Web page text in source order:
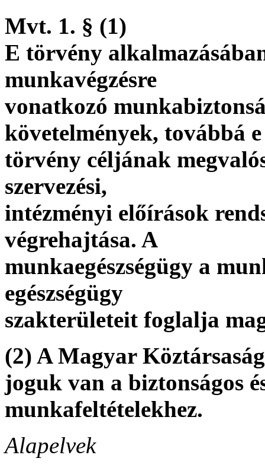
Mvt. 1. § (1)
E törvény
munkavégzésre
vonatkozó
követelmények, továbbá e
törvény céljának
szervezési,
intézményi előírások
végrehajtása. A
munkaegészségügy a
egészségügy
szakterületeit foglalja
(2) A Magyar
joguk van a biztonságos
munkafeltételekhez.
Alapelvek